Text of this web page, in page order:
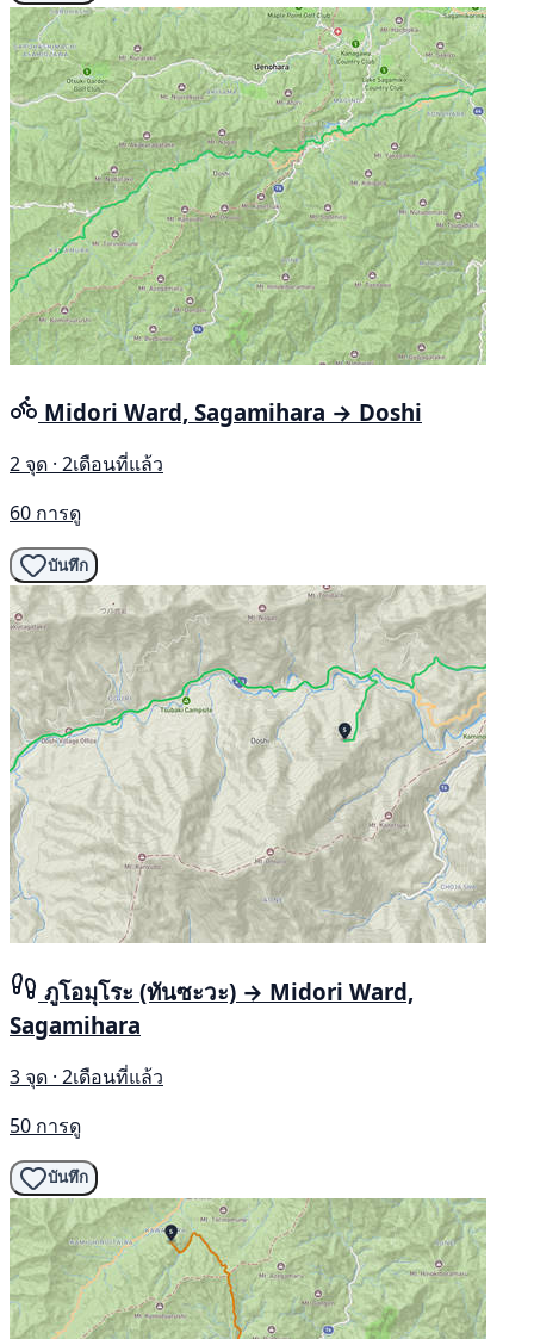
Midori Ward, Sagamihara → Doshi
2 จุด · 2เดือนที่แล้ว
60 การดู
บันทึก
ภูโอมุโระ (ทันซะวะ) → Midori Ward,
Sagamihara
3 จุด · 2เดือนที่แล้ว
50 การดู
บันทึก